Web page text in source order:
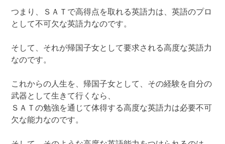
つまり、ＳＡＴで高得点を取れる英語力は、英語のプロ
として不可欠な英語力なのです。
そして、それが帰国子女として要求される高度な英語力
なのです。
これからの人生を、帰国子女として、その経験を自分の
武器として生きて行くなら、
ＳＡＴの勉強を通じて体得する高度な英語力は必要不可
欠な能力なのです。